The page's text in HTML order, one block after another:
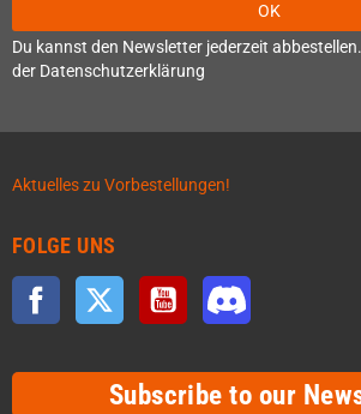
OK
Du kannst den Newsletter jederzeit
der Datenschutzerklärung
Aktuelles zu Vorbestellungen!
FOLGE UNS
Facebook Twitter YouTube
Subscribe to our